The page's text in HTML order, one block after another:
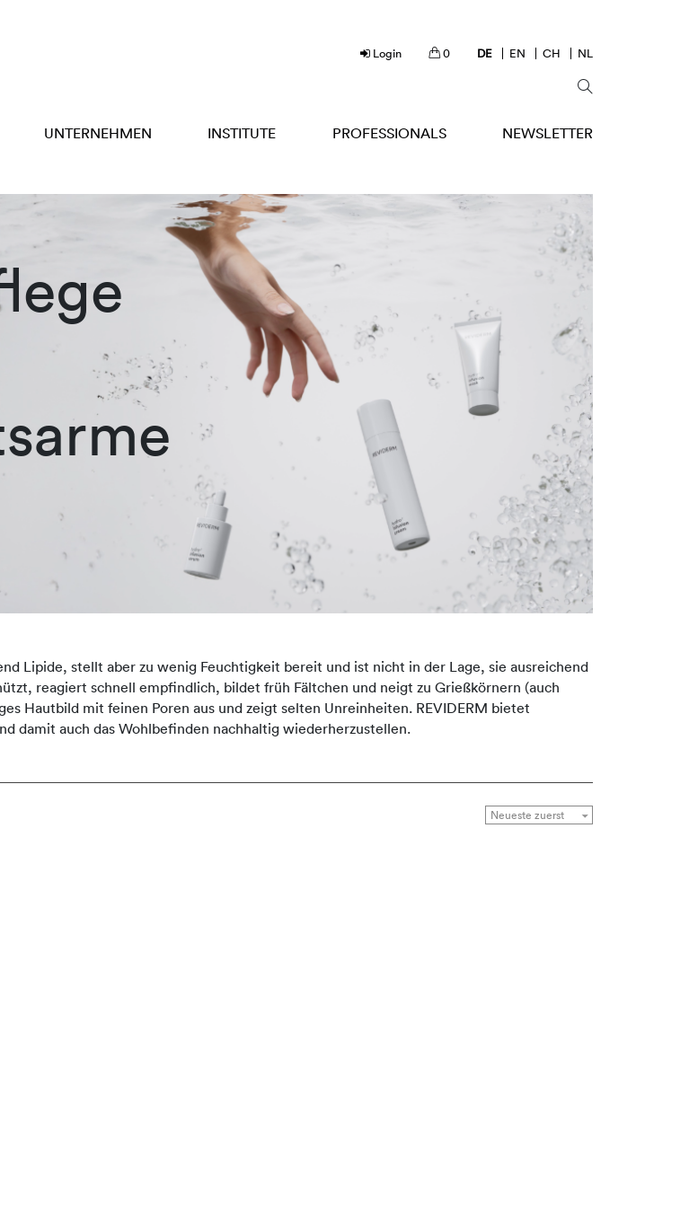
Login 0 DE EN CH NL
UNTERNEHMEN INSTITUTE PROFESSIONALS NEWSLETTER
Lipide, stellt aber zu wenig Feuchtigkeit bereit und ist nicht in der Lage, sie ausreichend
reagiert schnell empfindlich, bildet früh Fältchen und neigt zu Grießkörnern (auch
Hautbild mit feinen Poren aus und zeigt selten Unreinheiten. REVIDERM bietet
damit auch das Wohlbefinden nachhaltig wiederherzustellen.